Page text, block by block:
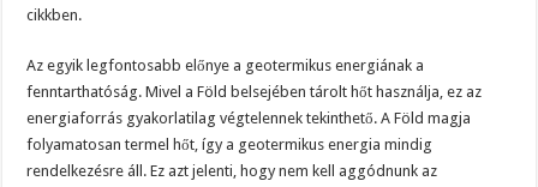
cikkben.
Az egyik legfontosabb előnye a geotermikus energiának a
fenntarthatóság. Mivel a Föld belsejében tárolt hőt használja, ez az
energiaforrás gyakorlatilag végtelennek tekinthető. A Föld magja
folyamatosan termel hőt, így a geotermikus energia mindig
rendelkezésre áll. Ez azt jelenti, hogy nem kell aggódnunk az